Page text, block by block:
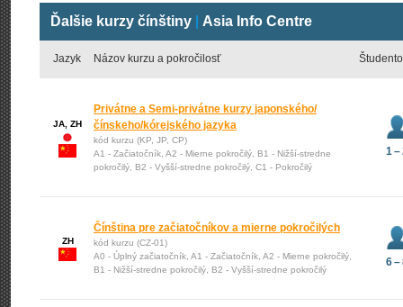
Ďalšie kurzy čínštiny Asia Info Centre
Jazyk Názov kurzu a pokročilosť
JA, ZH
Privátne a Semi-privátne kurzy japonského/
čínskeho/kórejského jazyka
kód kurzu (KP, JP, CP)
A1 - Začiatočník, A2 - Mierne pokročilý, B1 - Nižší-stredne
pokročilý, B2 - Vyšší-stredne pokročilý, C1 - Pokročilý
1 –
ZH
Čínština pre začiatočníkov a mierne pokročilých
kód kurzu (CZ-01)
A0 - Úplný začiatočník, A1 - Začiatočník, A2 - Mierne pokročilý,
B1 - Nižší-stredne pokročilý, B2 - Vyšší-stredne pokročilý
6 –